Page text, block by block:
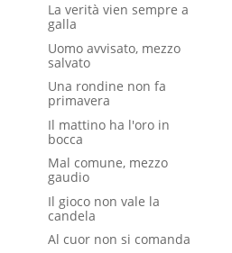
La verità vien sempre a
galla
Uomo avvisato, mezzo
salvato
Una rondine non fa
primavera
Il mattino ha l'oro in
bocca
Mal comune, mezzo
gaudio
Il gioco non vale la
candela
Al cuor non si comanda